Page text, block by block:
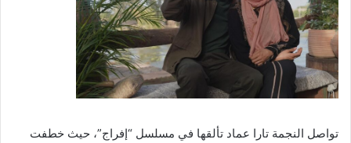
تواصل النجمة تارا عماد تألقها في مسلسل “إفراج”، حيث خطفت